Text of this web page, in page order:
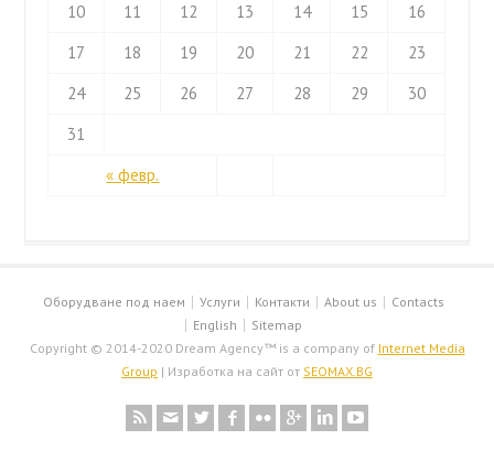
« февр.
10
11 12 13 14 15
16
17
18 19 20 21 22
23
24
25 26 27 28 29
30
31
Оборудване под наем Услуги Контакти About us
Contacts
English
Sitemap
Copyright © 2014-2020 Dream Agency™ is a company of Internet Media
Group | Изработка на сайт от SEOMAX.BG